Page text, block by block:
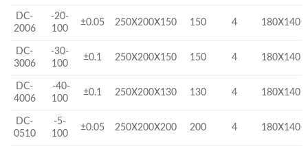
DC-
2006
-20-
100
±0.05 250X200X150 150 4 180X140
DC-
3006
-30-
100
±0.1 250X200X150 150 4 180X140
DC-
4006
-40-
100
±0.1 250X200X130 130 4 180X140
DC-
0510
-5-
100
±0.05 250X200X200 200 4 180X140